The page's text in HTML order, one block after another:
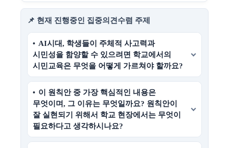
📌 현재 진행중인 집중의견수렴 주제
AI시대, 학생들이 주체적 사고력과
시민성을 함양할 수 있으려면 학교에서의
시민교육은 무엇을 어떻게 가르쳐야 할까요?
이 원칙안 중 가장 핵심적인 내용은
무엇이며, 그 이유는 무엇일까요? 원칙안이
잘 실현되기 위해서 학교 현장에서는 무엇이
필요하다고 생각하시나요?